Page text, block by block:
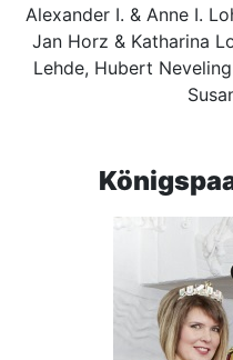
Alexander I. & Anne I.
Jan Horz & Katharina
Lehde, Hubert